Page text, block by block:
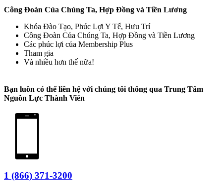
Công Đoàn Của Chúng Ta, Hợp Đồng và Tiền Lương
Khóa Đào Tạo, Phúc Lợi Y Tế, Hưu Trí
Công Đoàn Của Chúng Ta, Hợp Đồng và Tiền Lương
Các phúc lợi của Membership Plus
Tham gia
Và nhiều hơn thế nữa!
Bạn luôn có thể liên hệ với chúng tôi thông qua Trung Tâm
Nguồn Lực Thành Viên
1 (866) 371-3200